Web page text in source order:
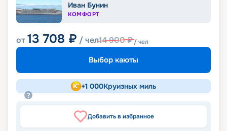
Иван Бунин
КОМФОРТ
от13 708 ₽ / чел14 900₽/ чел
Выбор каюты
+1 000Круизных миль
Добавить в избранное